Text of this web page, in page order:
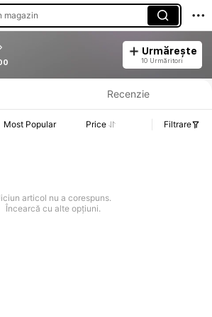
magazin
Urmărește
10 Urmăritori
Divulgarea prețului, detalii privind vânzările și stocul.
Recenzie
Most Popular Price Filtrare
articol nu a corespuns.
Încearcă cu alte opțiuni.